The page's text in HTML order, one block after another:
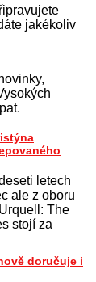
jakékoliv
letech
ale z oboru
The
stojí za
doručuje i